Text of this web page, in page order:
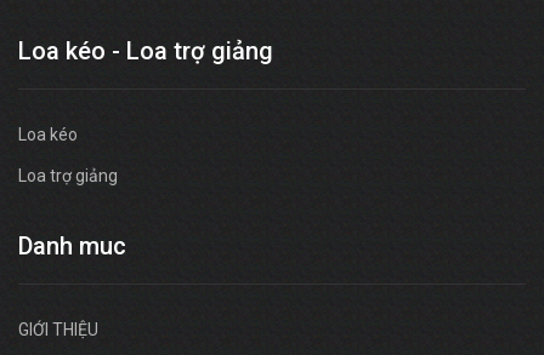
Loa kéo - Loa trợ giảng
Loa kéo
Loa trợ giảng
Danh muc
GIỚI THIỆU